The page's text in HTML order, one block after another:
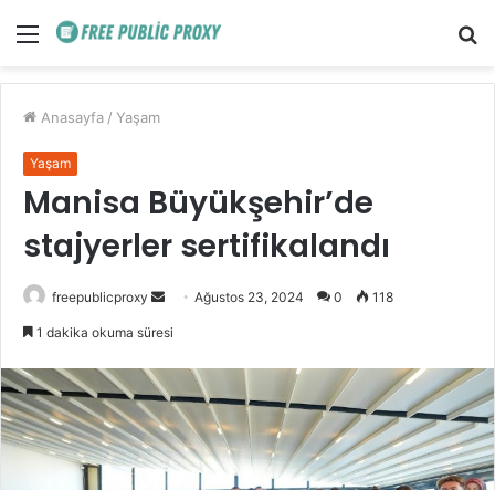
Menü
Anasayfa / Yaşam
Yaşam
Manisa Büyükşehir’de
stajyerler sertifikalandı
freepublicproxy
Bir
göndermek
Ağustos 23, 2024 0 118
1 dakika okuma süresi